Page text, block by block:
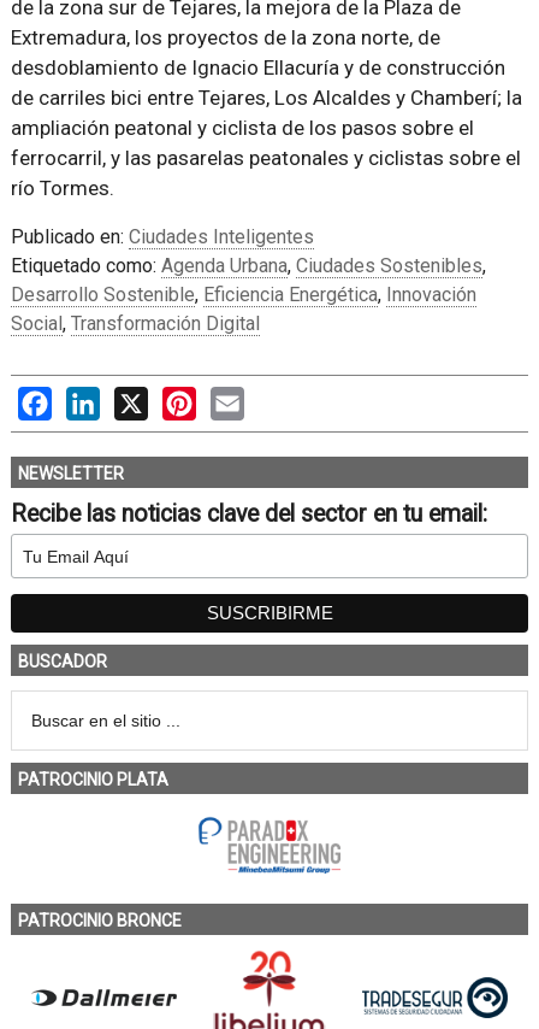
de la zona sur de Tejares, la mejora de la Plaza de
Extremadura, los proyectos de la zona norte, de
desdoblamiento de Ignacio Ellacuría y de construcción
de carriles bici entre Tejares, Los Alcaldes y Chamberí; la
ampliación peatonal y ciclista de los pasos sobre el
ferrocarril, y las pasarelas peatonales y ciclistas sobre el
río Tormes.
Publicado en: Ciudades Inteligentes
Etiquetado como: Agenda Urbana, Ciudades Sostenibles,
Desarrollo Sostenible, Eficiencia Energética, Innovación
Social, Transformación Digital
FacebookLinkedIn
X PinterestEmail
NEWSLETTER
Recibe las noticias clave del sector en tu email:
BUSCADOR
PATROCINIO PLATA
PATROCINIO BRONCE